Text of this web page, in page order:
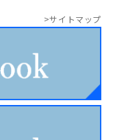
>サイトマップ